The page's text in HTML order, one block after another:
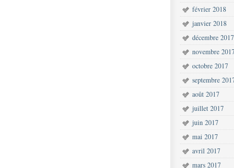
février 2018
janvier 2018
décembre 2017
novembre
octobre 2017
septembre
août 2017
juillet 2017
juin 2017
mai 2017
avril 2017
mars 2017